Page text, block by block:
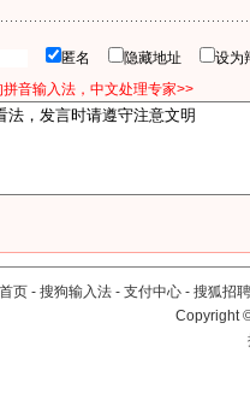
匿名 隐藏地址
设为
拼音输入法，中文处理专家>>
页 - 搜狗输入法 - 支付中心 - 搜狐招聘
Copyright